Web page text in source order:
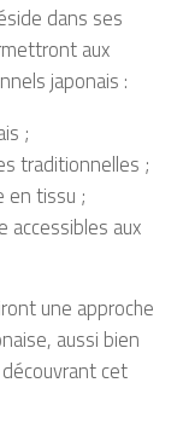
dans ses
aux
japonais :
;
traditionnelles ;
en tissu ;
accessibles aux
une approche
aussi bien
cet